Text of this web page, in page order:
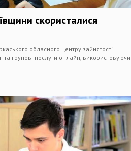
скористалися
обласного центру зайнятості
групові послуги онлайн, використовуючи